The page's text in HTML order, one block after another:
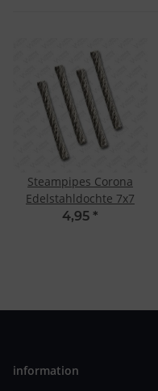
Steampipes Corona
Edelstahldochte 7x7
4,95 *
information